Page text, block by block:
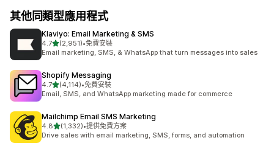
其他同類型應用程式
Klaviyo: Email Marketing & SMS
4.7滿分 5 顆星
(2,951)
共有 2951 則評價
•免費安裝
Email marketing, SMS, & WhatsApp that turn messages into sales
Shopify Messaging
4.7滿分 5 顆星
(4,114)
共有 4114 則評價
•免費安裝
Email, SMS, and WhatsApp marketing made for commerce
Mailchimp Email SMS Marketing
4.8滿分 5 顆星
(1,332)
共有 1332 則評價
•提供免費方案
Drive sales with email marketing, SMS, forms, and automation